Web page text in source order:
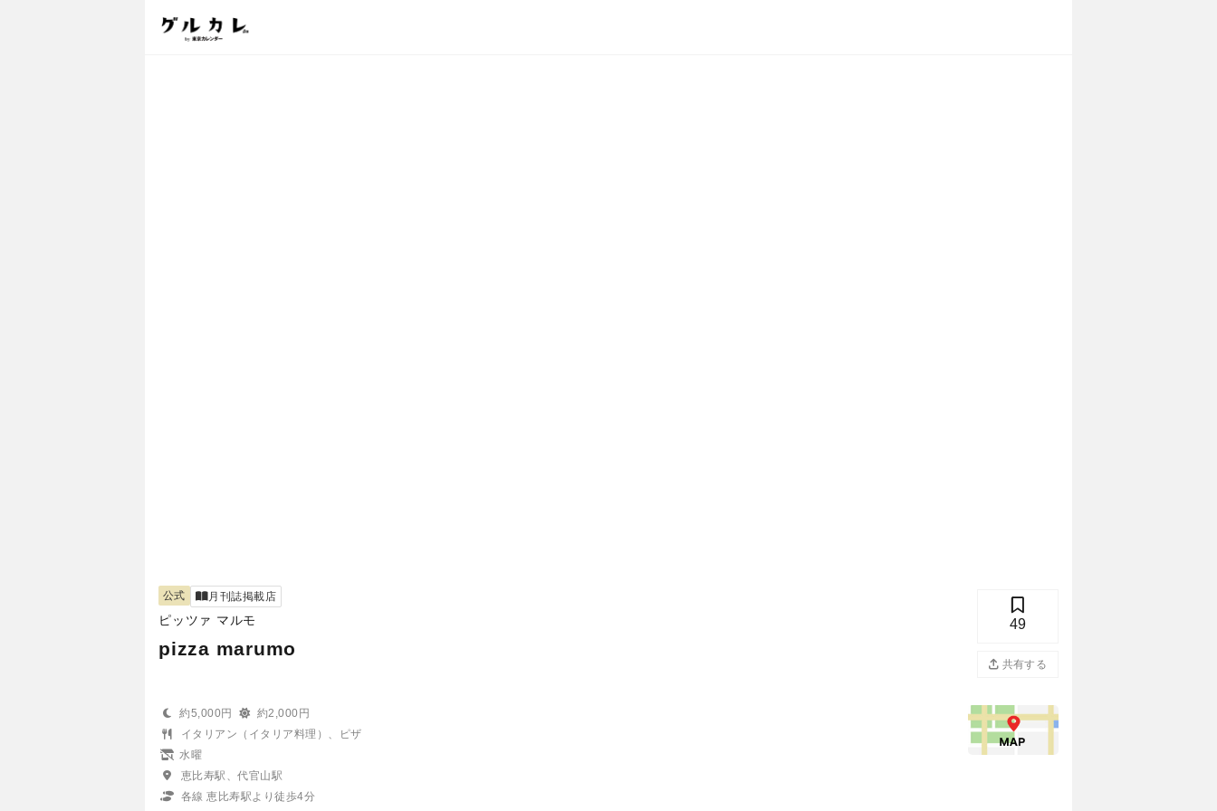
公式 月刊誌掲載店
ピッツァ マルモ
pizza marumo
49
共有する
約5,000円
約2,000円
イタリアン（イタリア料理）、ピザ
水曜
恵比寿駅、代官山駅
各線 恵比寿駅より徒歩4分